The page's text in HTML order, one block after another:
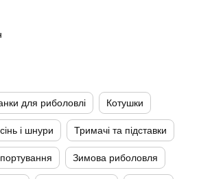
для риболовлі Котушки
і шнури Тримачі та підставки
Зимова риболовля